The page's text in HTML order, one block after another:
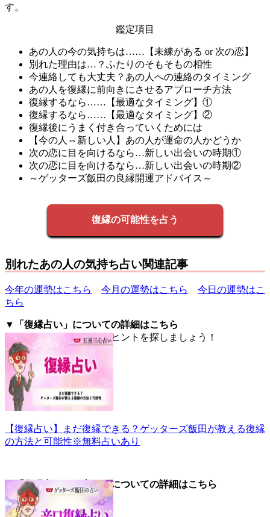
す。
鑑定項目
あの人の今の気持ちは……【未練がある or 次の恋】
別れた理由は…？ふたりのそもそもの相性
今連絡しても大丈夫？あの人への連絡のタイミング
あの人を復縁に前向きにさせるアプローチ方法
復縁するなら……【最適なタイミング】①
復縁するなら……【最適なタイミング】②
復縁後にうまく付き合っていくためには
【今の人⇔新しい人】あの人が運命の人かどうか
次の恋に目を向けるなら…新しい出会いの時期①
次の恋に目を向けるなら…新しい出会いの時期②
～ゲッターズ飯田の良縁開運アドバイス～
復縁の可能性を占う
別れたあの人の気持ち占い関連記事
今年の運勢はこちら 今月の運勢はこちら
今日の運勢はこ
ちら
▼「復縁占い」についての詳細はこちら
復縁を成功させるためのヒントを探しましょう！
【復縁占い】まだ復縁できる？ゲッターズ飯田が教える復縁
の方法と可能性※無料占いあり
▼「復縁占い」（辛口）についての詳細はこちら